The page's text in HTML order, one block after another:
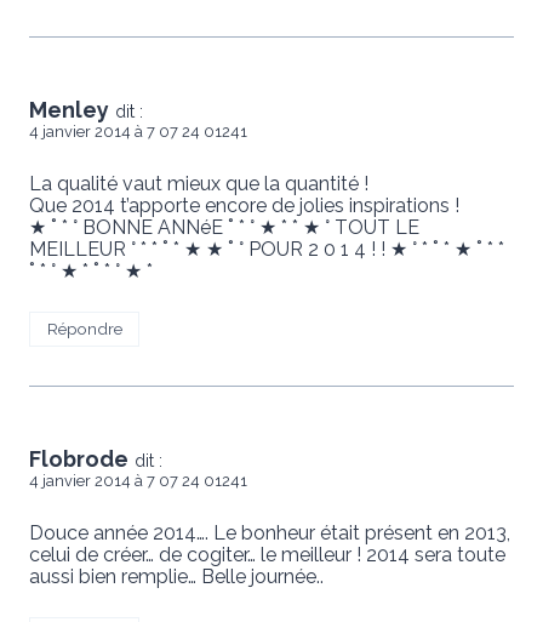
Menley dit :
4 janvier 2014 à 7 07 24 01241
La qualité vaut mieux que la quantité !
Que 2014 t’apporte encore de jolies inspirations !
★ ˚ * ° BONNE ANNéE ˚ * ° ★ * * ★ ° TOUT LE
MEILLEUR ° * * ˚ * ★ ★ ˚ ° POUR 2 0 1 4 ! ! ★ ° * ˚ * ★ ˚ * *
˚ * ° ★ * ˚ * ° ★ *
Répondre
Flobrode dit :
4 janvier 2014 à 7 07 24 01241
Douce année 2014…. Le bonheur était présent en 2013,
celui de créer… de cogiter… le meilleur ! 2014 sera toute
aussi bien remplie… Belle journée..